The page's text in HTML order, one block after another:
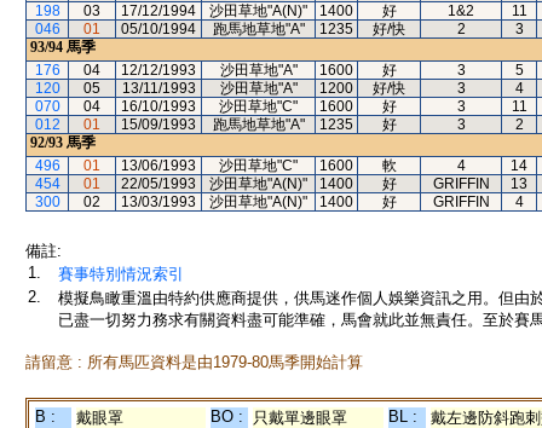
198
03 17/12/1994 沙田草地"A(N)" 1400 好 1&2
11
046
01 05/10/1994 跑馬地草地"A" 1235 好/快 2
3
93/94 馬季
176
04 12/12/1993 沙田草地"A" 1600 好 3
5
120
05 13/11/1993 沙田草地"A" 1200 好/快 3
4
070
04 16/10/1993 沙田草地"C" 1600 好 3
11
012
01 15/09/1993 跑馬地草地"A" 1235 好 3
2
92/93 馬季
496
01 13/06/1993 沙田草地"C" 1600 軟 4
14
454
01 22/05/1993 沙田草地"A(N)" 1400 好 GRIFFIN
13
300
02 13/03/1993 沙田草地"A(N)" 1400 好 GRIFFIN 4
備註:
1.
賽事特別情況索引
2.
模擬鳥瞰重溫由特約供應商提供，供馬迷作個人娛樂資訊之用。但
已盡一切努力務求有關資料盡可能準確，馬會就此並無責任。至於賽
請留意 : 所有馬匹資料是由1979-80馬季開始計算
B : 戴眼罩 BO : 只戴單邊眼罩 BL :
戴左邊防斜跑